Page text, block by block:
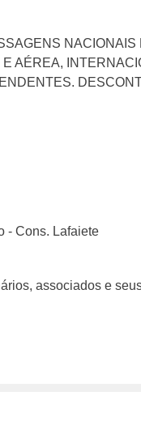
AÉREA,
- Cons. Lafaiete
associados e